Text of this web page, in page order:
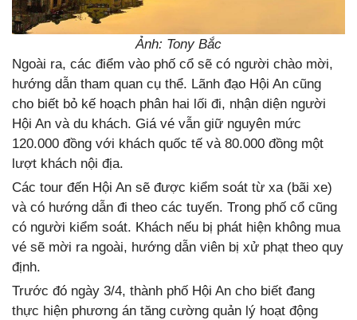
Ảnh: Tony Bắc
Ngoài ra, các điểm vào phố cổ sẽ có người chào mời,
hướng dẫn tham quan cụ thể. Lãnh đạo Hội An cũng
cho biết bỏ kế hoạch phân hai lối đi, nhận diện người
Hội An và du khách. Giá vé vẫn giữ nguyên mức
120.000 đồng với khách quốc tế và 80.000 đồng một
lượt khách nội địa.
Các tour đến Hội An sẽ được kiểm soát từ xa (bãi xe)
và có hướng dẫn đi theo các tuyến. Trong phố cổ cũng
có người kiểm soát. Khách nếu bị phát hiện không mua
vé sẽ mời ra ngoài, hướng dẫn viên bị xử phạt theo quy
định.
Trước đó ngày 3/4, thành phố Hội An cho biết đang
thực hiện phương án tăng cường quản lý hoạt động